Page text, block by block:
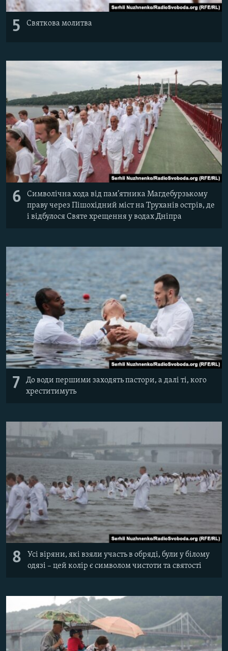
5 Святкова молитва
6
Символічна хода від пам’ятника Магдебурзькому
праву через Пішохідний міст на Труханів острів, де
і відбулося Святе хрещення у водах Дніпра
7
До води першими заходять пастори, а далі ті, кого
хреститимуть
8
Усі віряни, які взяли участь в обряді, були у білому
одязі – цей колір є символом чистоти та святості